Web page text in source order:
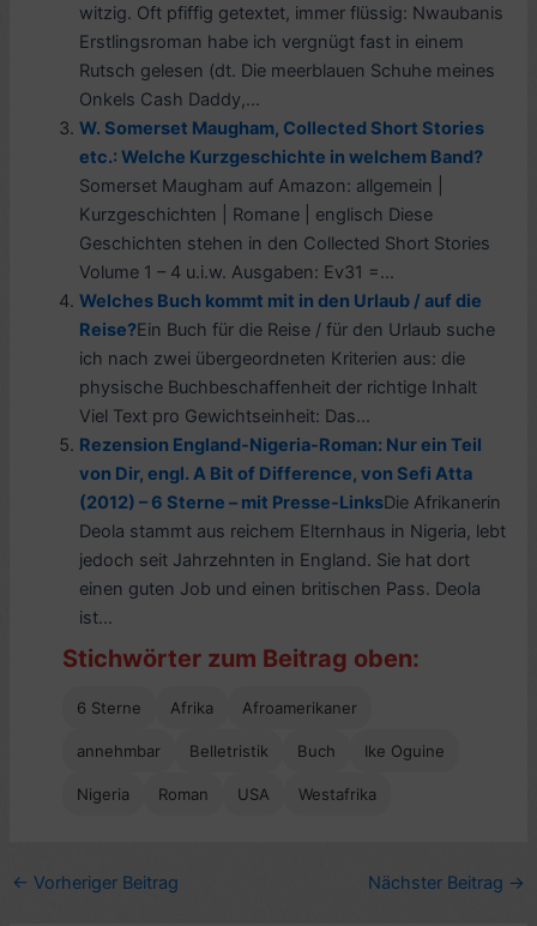
witzig. Oft pfiffig getextet, immer flüssig: Nwaubanis
Erstlingsroman habe ich vergnügt fast in einem
Rutsch gelesen (dt. Die meerblauen Schuhe meines
Onkels Cash Daddy,...
W. Somerset Maugham, Collected Short Stories
etc.: Welche Kurzgeschichte in welchem Band?
Somerset Maugham auf Amazon: allgemein |
Kurzgeschichten | Romane | englisch Diese
Geschichten stehen in den Collected Short Stories
Volume 1 – 4 u.i.w. Ausgaben: Ev31 =...
Welches Buch kommt mit in den Urlaub / auf die
Reise?Ein Buch für die Reise / für den Urlaub suche
ich nach zwei übergeordneten Kriterien aus: die
physische Buchbeschaffenheit der richtige Inhalt
Viel Text pro Gewichtseinheit: Das...
Rezension England-Nigeria-Roman: Nur ein Teil
von Dir, engl. A Bit of Difference, von Sefi Atta
(2012) – 6 Sterne – mit Presse-LinksDie Afrikanerin
Deola stammt aus reichem Elternhaus in Nigeria, lebt
jedoch seit Jahrzehnten in England. Sie hat dort
einen guten Job und einen britischen Pass. Deola
ist...
Stichwörter zum Beitrag oben:
6 Sterne Afrika Afroamerikaner
annehmbar Belletristik Buch Ike Oguine
Nigeria Roman USA Westafrika
← Vorheriger Beitrag Nächster Beitrag →